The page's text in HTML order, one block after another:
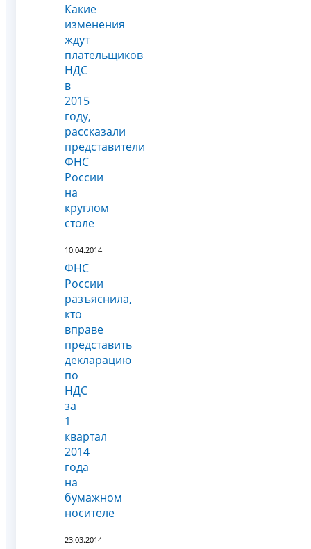
Какие
изменения
ждут
плательщиков
НДС
в
2015
году,
рассказали
представители
ФНС
России
на
круглом
столе
10.04.2014
ФНС
России
разъяснила,
кто
вправе
представить
декларацию
по
НДС
за
1
квартал
2014
года
на
бумажном
носителе
23.03.2014